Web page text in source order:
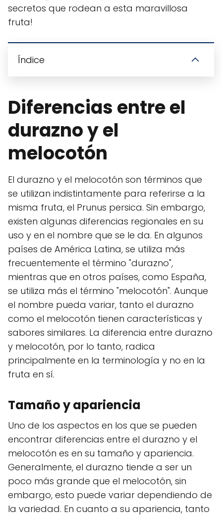
secretos que rodean a esta maravillosa
fruta!
Índice
Diferencias entre el
durazno y el
melocotón
El durazno y el melocotón son términos que
se utilizan indistintamente para referirse a la
misma fruta, el Prunus persica. Sin embargo,
existen algunas diferencias regionales en su
uso y en el nombre que se le da. En algunos
países de América Latina, se utiliza más
frecuentemente el término "durazno",
mientras que en otros países, como España,
se utiliza más el término "melocotón". Aunque
el nombre pueda variar, tanto el durazno
como el melocotón tienen características y
sabores similares. La diferencia entre durazno
y melocotón, por lo tanto, radica
principalmente en la terminología y no en la
fruta en sí.
Tamaño y apariencia
Uno de los aspectos en los que se pueden
encontrar diferencias entre el durazno y el
melocotón es en su tamaño y apariencia.
Generalmente, el durazno tiende a ser un
poco más grande que el melocotón, sin
embargo, esto puede variar dependiendo de
la variedad. En cuanto a su apariencia, tanto